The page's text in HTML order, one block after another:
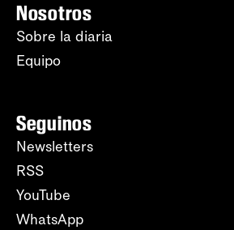
Nosotros
Sobre la diaria
Equipo
Seguinos
Newsletters
RSS
YouTube
WhatsApp